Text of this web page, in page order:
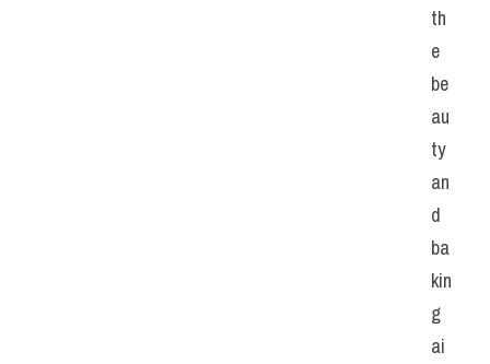
th
e
be
au
ty
an
d
ba
kin
g
ai